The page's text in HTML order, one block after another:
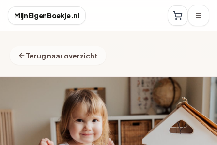
MijnEigenBoekje.nl
Terug naar overzicht